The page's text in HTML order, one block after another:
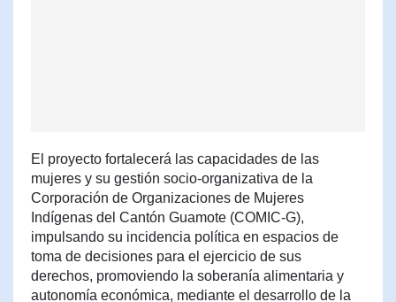
El proyecto fortalecerá las capacidades de las
mujeres y su gestión socio-organizativa de la
Corporación de Organizaciones de Mujeres
Indígenas del Cantón Guamote (COMIC-G),
impulsando su incidencia política en espacios de
toma de decisiones para el ejercicio de sus
derechos, promoviendo la soberanía alimentaria y
autonomía económica, mediante el desarrollo de la